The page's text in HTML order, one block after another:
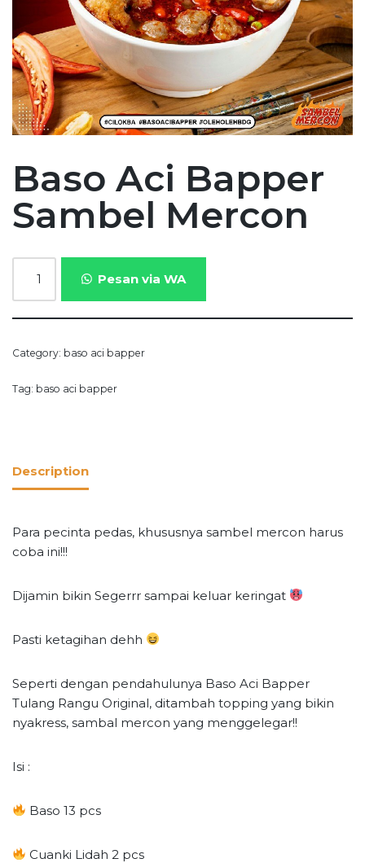
Baso Aci Bapper
Sambel Mercon
Pesan via WA
Category: baso aci bapper
Tag: baso aci bapper
Description
Para pecinta pedas, khususnya sambel mercon harus
coba ini!!!
Dijamin bikin Segerrr sampai keluar keringat
Pasti ketagihan dehh
Seperti dengan pendahulunya Baso Aci Bapper
Tulang Rangu Original, ditambah topping yang bikin
nyakress, sambal mercon yang menggelegar!!
Isi :
Baso 13 pcs
Cuanki Lidah 2 pcs